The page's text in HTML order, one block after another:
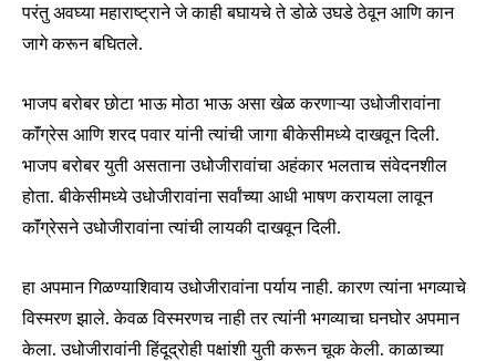
Join our community of
SUBSCRIBERS and be part of the
conversation.
your privacy and won't spam your inbox. Your information is
safe with us.
परंतु अवघ्या महाराष्ट्राने जे काही बघायचे ते डोळे उघडे ठेवून आणि कान
जागे करून बघितले.
भाजप बरोबर छोटा भाऊ मोठा भाऊ असा खेळ करणाऱ्या उधोजीरावांना
काॅंग्रेस आणि शरद पवार यांनी त्यांची जागा बीकेसीमध्ये दाखवून दिली.
भाजप बरोबर युती असताना उधोजीरावांचा अहंकार भलताच संवेदनशील
होता. बीकेसीमध्ये उधोजीरावांना सर्वांच्या आधी भाषण करायला लावून
काॅंग्रेसने उधोजीरावांना त्यांची लायकी दाखवून दिली.
हा अपमान गिळण्याशिवाय उधोजीरावांना पर्याय नाही. कारण त्यांना भगव्याचे
विस्मरण झाले. केवळ विस्मरणच नाही तर त्यांनी भगव्याचा घनघोर अपमान
केला. उधोजीरावांनी हिंदूद्रोही पक्षांशी युती करून चूक केली. काळाच्या